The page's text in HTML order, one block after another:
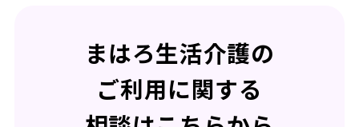
まはろ生活介護の
ご利用に関する